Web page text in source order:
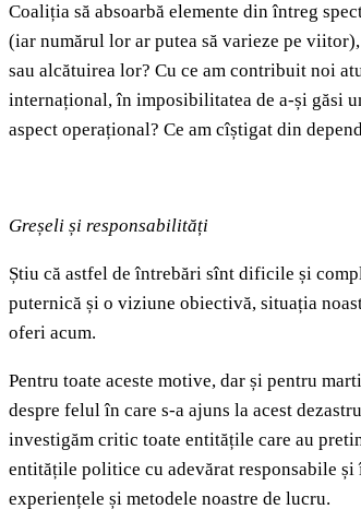
Coaliția să absoarbă elemente din întreg
(iar numărul lor ar putea să varieze pe
sau alcătuirea lor? Cu ce am contribuit noi
internațional, în imposibilitatea de a‑și găsi
aspect operațional? Ce am cîștigat din
Greșeli și responsabilități
Știu că astfel de întrebări sînt dificile și
puternică și o viziune obiectivă, situația
oferi acum.
Pentru toate aceste motive, dar și pentru
despre felul în care s‑a ajuns la acest
investigăm critic toate entitățile care au
entitățile politice cu adevărat responsabile și
experiențele și metodele noastre de lucru.